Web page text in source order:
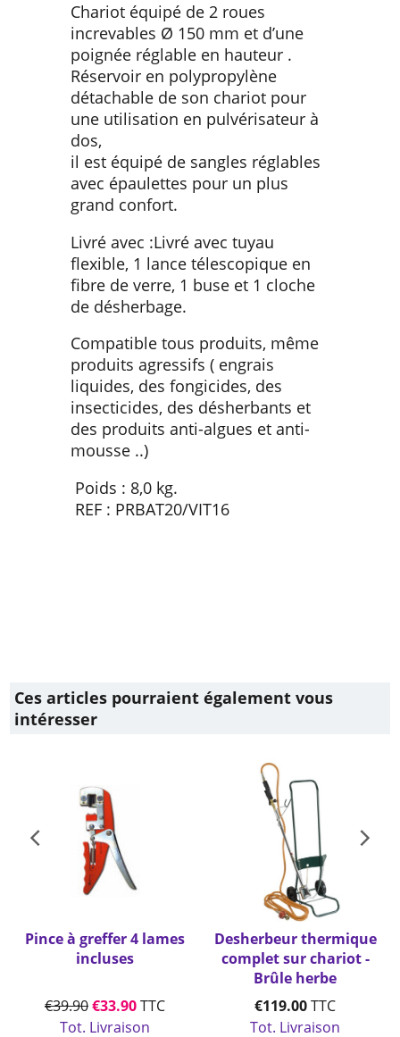
Chariot équipé de 2 roues
increvables Ø 150 mm et d’une
poignée réglable en hauteur .
Réservoir en polypropylène
détachable de son chariot pour
une utilisation en pulvérisateur à
dos,
il est équipé de sangles réglables
avec épaulettes pour un plus
grand confort.
Livré avec :Livré avec tuyau
flexible, 1 lance télescopique en
fibre de verre, 1 buse et 1 cloche
de désherbage.
Compatible tous produits, même
produits agressifs ( engrais
liquides, des fongicides, des
insecticides, des désherbants et
des produits anti-algues et anti-
mousse ..)
Poids : 8,0 kg.
REF : PRBAT20/VIT16
Ces articles pourraient également vous
intéresser
Pince à greffer 4 lames
incluses
€39.90€33.90TTC
Tot. Livraison
Desherbeur thermique
complet sur chariot -
Brûle herbe
€119.00TTC
Tot. Livraison